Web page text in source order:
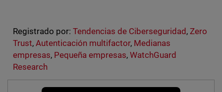
Registrado por: Tendencias de Ciberseguridad ,Zero
Trust, Autenticación multifactor, Medianas
empresas, Pequeña empresas, WatchGuard
Research